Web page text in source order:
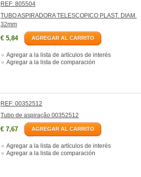
REF: 805504
TUBO ASPIRADORA TELESCOPICO PLAST. DIAM.
32mm
€ 5,84 AGREGAR AL CARRITO
Agregar a la lista de artículos de interés
Agregar a la lista de comparación
REF: 00352512
Tubo de aspiração 00352512
€ 7,67 AGREGAR AL CARRITO
Agregar a la lista de artículos de interés
Agregar a la lista de comparación